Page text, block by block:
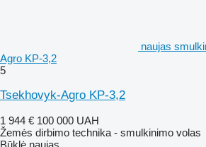
naujas
Agro KP-3,2
5
Tsekhovyk-Agro KP-3,2
1 944 € 100 000 UAH
Žemės dirbimo technika - smulkinimo volas
Būklė naujas